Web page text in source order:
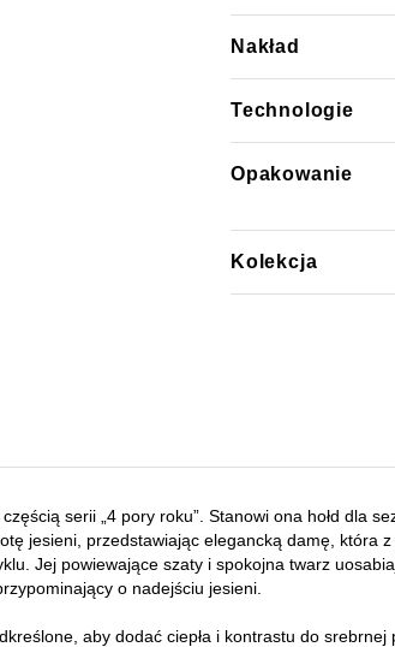
Nakład
Technologie
Opakowanie
Kolekcja
serii „4 pory roku”. Stanowi ona hołd dla
jesieni, przedstawiając elegancką damę, która
Jej powiewające szaty i spokojna twarz
o nadejściu jesieni.
aby dodać ciepła i kontrastu do